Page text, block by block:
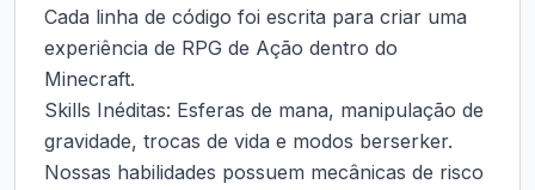
Cada linha de código foi escrita para criar uma
experiência de RPG de Ação dentro do
Minecraft.
Skills Inéditas: Esferas de mana, manipulação de
gravidade, trocas de vida e modos berserker.
Nossas habilidades possuem mecânicas de risco